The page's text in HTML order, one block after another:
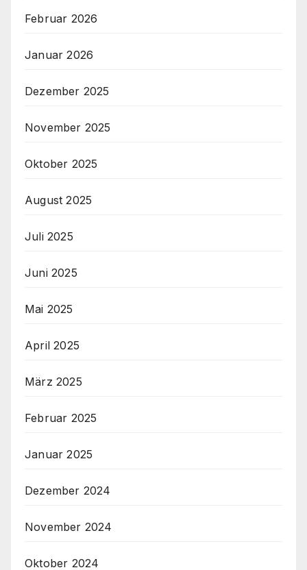
Februar 2026
Januar 2026
Dezember 2025
November 2025
Oktober 2025
August 2025
Juli 2025
Juni 2025
Mai 2025
April 2025
März 2025
Februar 2025
Januar 2025
Dezember 2024
November 2024
Oktober 2024